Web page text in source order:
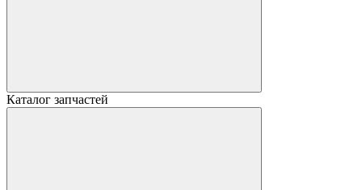
Каталог запчастей